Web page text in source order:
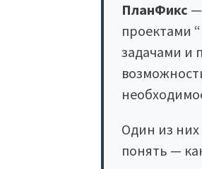
ПланФикс —
проектами
задачами и
Один из них
понять —